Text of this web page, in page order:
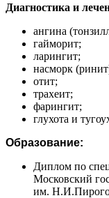
Диагностика и
ангина
гайморит;
ларингит;
насморк
отит;
трахеит;
фарингит;
глухота и
Образование:
Диплом по
Московский
им.